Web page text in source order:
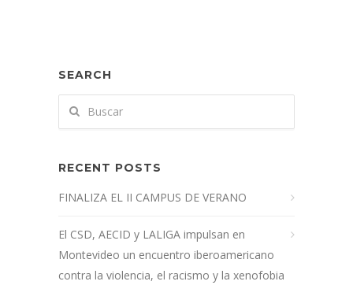
SEARCH
RECENT POSTS
FINALIZA EL II CAMPUS DE VERANO
El CSD, AECID y LALIGA impulsan en
Montevideo un encuentro iberoamericano
contra la violencia, el racismo y la xenofobia